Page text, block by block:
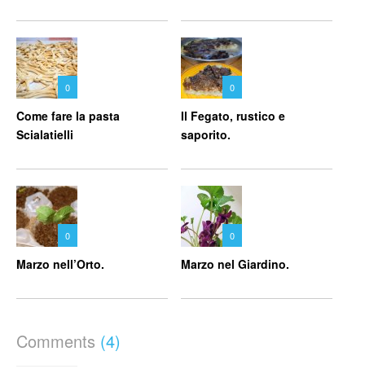
0
Come fare la pasta
Scialatielli
0
Il Fegato, rustico e
saporito.
0
Marzo nell’Orto.
0
Marzo nel Giardino.
Comments (4)